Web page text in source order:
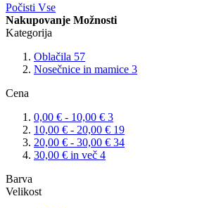
Počisti Vse
Nakupovanje Možnosti
Kategorija
Oblačila 57
Nosečnice in mamice 3
Cena
0,00 € - 10,00 € 3
10,00 € - 20,00 € 19
20,00 € - 30,00 € 34
30,00 € in več 4
Barva
Velikost